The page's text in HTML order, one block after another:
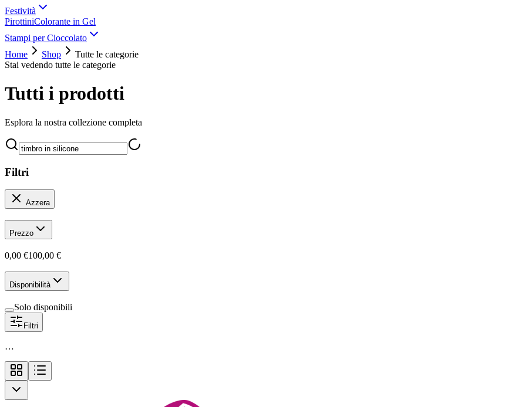
Festività
PirottiniColorante in Gel
Stampi per Cioccolato
Home
Shop
Tutte le categorie
Stai vedendo tutte le categorie
Tutti i prodotti
Esplora la nostra collezione completa
Filtri
Azzera
Prezzo
0,00 €100,00 €
Disponibilità
Solo disponibili
Filtri
…